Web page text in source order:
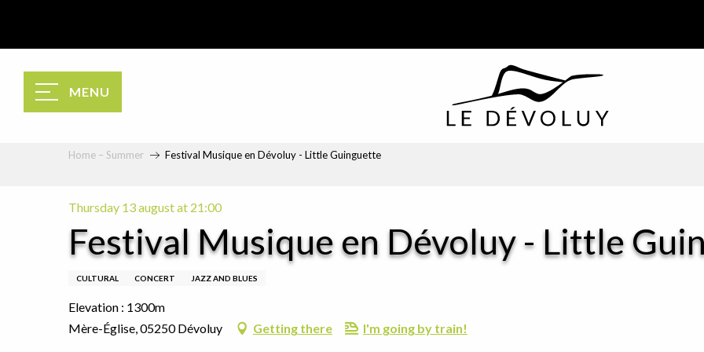
contenu
MENU
Home – Summer Festival Musique en Dévoluy - Little Guinguette
Thursday 13 august at 21:00
Festival Musique en Dévoluy - Little
CULTURAL CONCERT JAZZ AND BLUES
Elevation : 1300m
Mère-Église, 05250 Dévoluy
Getting there I'm going by train!